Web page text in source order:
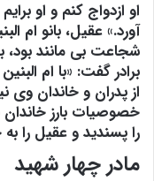
او ازدواج کنم و او
آورد.» عقیل، بانو ام
شجاعت بى‏ مانند
برادر گفت: «با ام
از پدران و خاندان
خصوصیات بارز
را پسندید و عقیل را به
مادر چهار شهید